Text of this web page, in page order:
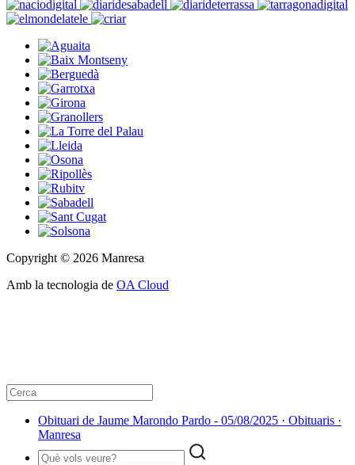
Copyright © 2026 Manresa
Amb la tecnologia de OA Cloud
Obituari de Jaume Marondo Pardo - 05/08/2025 · Obituaris ·
Manresa